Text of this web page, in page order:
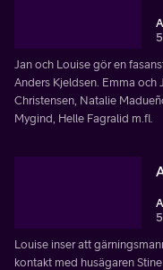
Jan och Louise gör en
Anders Kjeldsen. Emma och
Christensen, Natalie
Mygind, Helle Fagralid m.fl.
Louise inser att
kontakt med husägaren